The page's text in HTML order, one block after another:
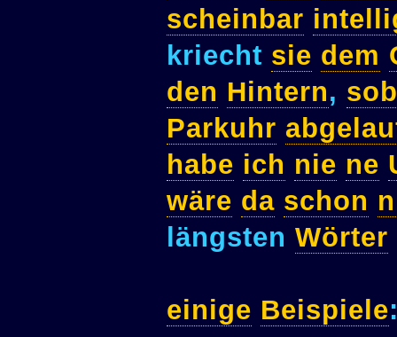
scheinbar
kriecht sie dem
den Hintern,
Parkuhr
habe ich nie ne
wäre da schon
längsten Wörter
einige Beispiele